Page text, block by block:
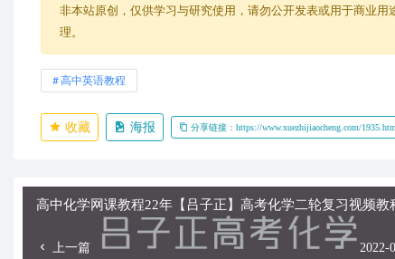
非本站原创，仅供学习与研究使用，请勿公开发表或用于商业
理。
高中英语教程
收藏 海报 分享链接：https://www.xuezhijiaocheng.com/
高中化学网课教程22年【吕子正】高考化学二轮复习视频教
上一篇 2022-